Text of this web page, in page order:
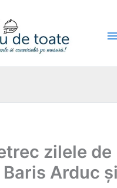
zilele de
Arduc și